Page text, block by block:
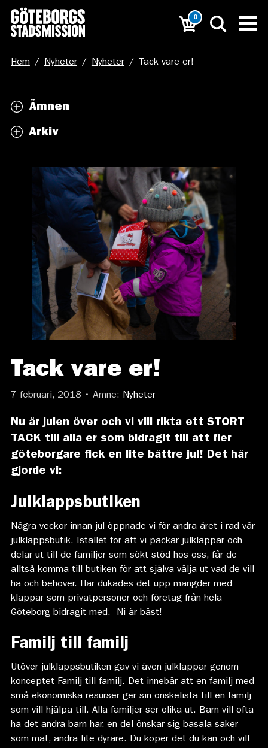
0
Hem / Nyheter / Nyheter / Tack vare er!
Ämnen
Arkiv
Tack vare er!
7 februari, 2018 • Ämne: Nyheter
Nu är julen över och vi vill rikta ett STORT
TACK till alla er som bidragit till att fler
göteborgare fick en lite bättre jul! Det här
gjorde vi:
Julklappsbutiken
Några veckor innan jul öppnade vi för andra året i rad vår
julklappsbutik. Istället för att vi packar julklappar och
delar ut till de familjer som sökt stöd hos oss, får de
alltså komma till butiken för att själva välja ut vad de vill
ha och behöver. Här dukades det upp mängder med
klappar som privatpersoner och företag från hela
Göteborg bidragit med. Ni är bäst!
Familj till familj
Utöver julklappsbutiken gav vi även julklappar genom
konceptet Familj till familj. Det innebär att en familj med
små ekonomiska resurser ger sin önskelista till en familj
som vill hjälpa till. Alla familjer ser olika ut. Barn vill ofta
ha det andra barn har, en del önskar sig basala saker
som mat, andra lite dyrare. Du köper det du kan och vill